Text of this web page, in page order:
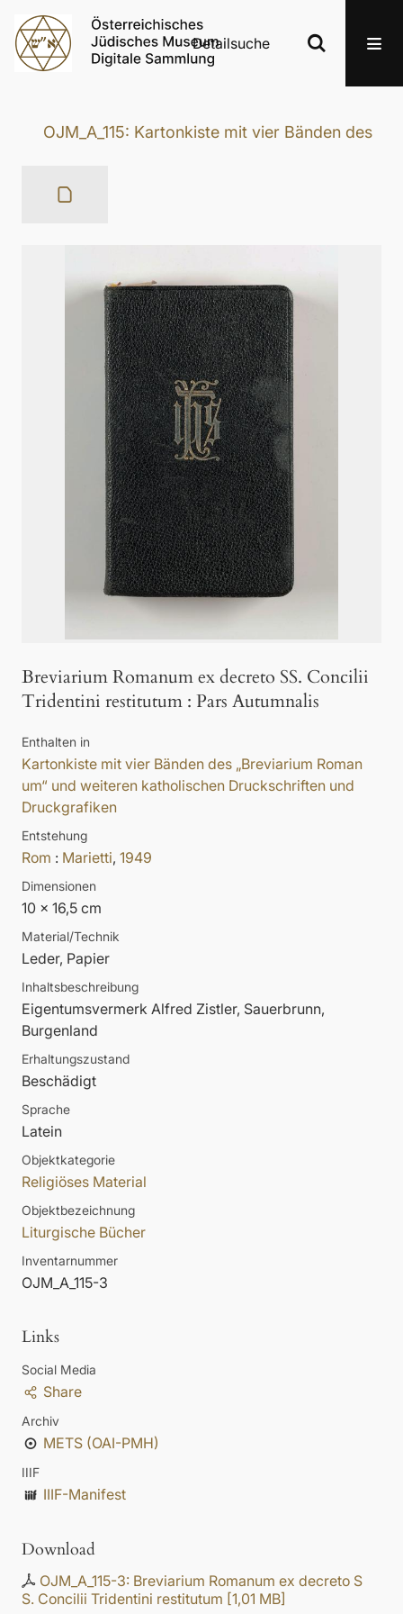
Detailsuche
OJM_A_115: Kartonkiste mit vier Bänden des
Breviarium Romanum ex decreto SS. Concilii
Tridentini restitutum : Pars Autumnalis
Enthalten in
Kartonkiste mit vier Bänden des „Breviarium Roman
um“ und weiteren katholischen Druckschriften und
Druckgrafiken
Entstehung
Rom : Marietti, 1949
Dimensionen
10 x 16,5 cm
Material/Technik
Leder, Papier
Inhaltsbeschreibung
Eigentumsvermerk Alfred Zistler, Sauerbrunn,
Burgenland
Erhaltungszustand
Beschädigt
Sprache
Latein
Objektkategorie
Religiöses Material
Objektbezeichnung
Liturgische Bücher
Inventarnummer
OJM_A_115-3
Links
Social Media
Share
Archiv
METS (OAI-PMH)
IIIF
IIIF-Manifest
Download
OJM_A_115-3: Breviarium Romanum ex decreto S
S. Concilii Tridentini restitutum [1,01 MB]